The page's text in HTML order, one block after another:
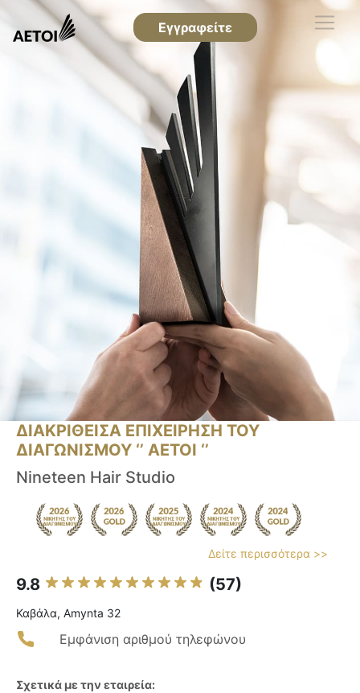
Εγγραφείτε
ΔΙΑΚΡΙΘΕΙΣΑ ΕΠΙΧΕΙΡΗΣΗ ΤΟΥ
ΔΙΑΓΩΝΙΣΜΟΥ ‘’ ΑΕΤΟΙ ‘’
Nineteen Hair Studio
Δείτε περισσότερα >>
9.8 (57)
Καβάλα, Amynta 32
Εμφάνιση αριθμού τηλεφώνου
Σχετικά με την εταιρεία: